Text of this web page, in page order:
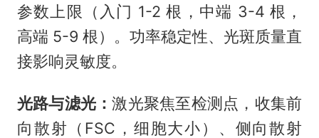
参数上限（入门 1-2 根，中端 3-4 根，
高端 5-9 根）。功率稳定性、光斑质量直
接影响灵敏度。
光路与滤光：激光聚焦至检测点，收集前
向散射（FSC，细胞大小）、侧向散射